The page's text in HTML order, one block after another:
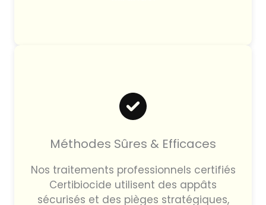
Méthodes Sûres & Efficaces
Nos traitements professionnels certifiés
Certibiocide utilisent des appâts
sécurisés et des pièges stratégiques,